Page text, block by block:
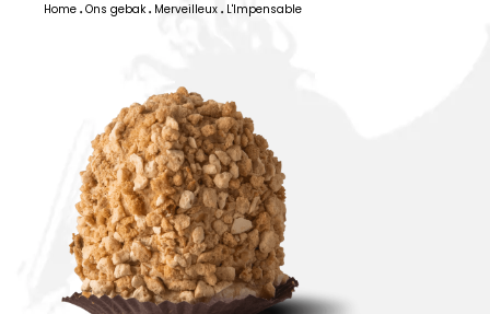
Home Ons gebak Merveilleux L'Impensable